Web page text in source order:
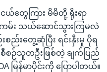
ယ်တွေကြား မိမိတို့ ရိုးရာ
း သယ်ဆောင်သွားကြမလဲ
ည်းတွေ့ဆုံပြီး ရင်းနှီးမှု ပိုရ
ဉ်သူတဦးဖြစ်တဲ့ ချက်ပြည်
မြန်မာပိုင်းကို ပြောပါတယ်။